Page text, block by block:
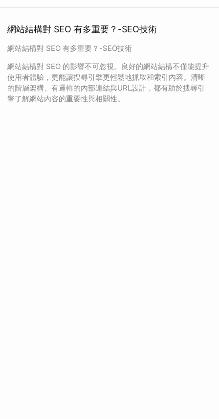
網站結構對 SEO 有多重要？-SEO技術
網站結構對 SEO 有多重要？-SEO技術
網站結構對 SEO 的影響不可忽視。良好的網站結構不僅能提升
使用者體驗，更能讓搜尋引擎更輕鬆地抓取和索引內容。清晰
的階層架構、有邏輯的內部連結與URL設計，都有助於搜尋引
擎了解網站內容的重要性與相關性。